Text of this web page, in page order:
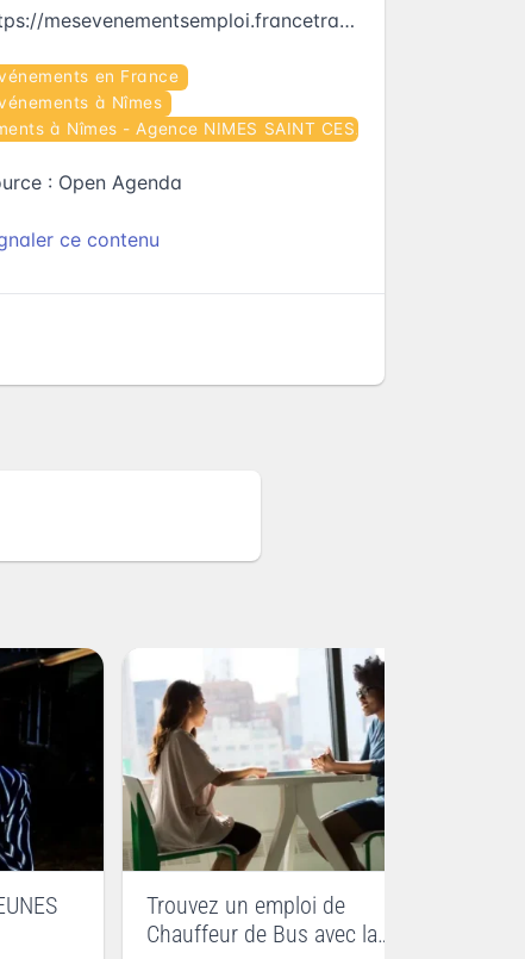
https://mesevenementsemploi.francetravail.fr/mes-evenements-emploi/evenement/649052
en France
à Nîmes
à Nîmes - Agence NIMES SAINT CESAIRE
: Open Agenda
ce contenu
Trouvez un emploi de
Chauffeur de Bus avec la